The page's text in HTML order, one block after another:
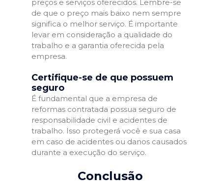
preços e serviços oferecidos. Lembre-se
de que o preço mais baixo nem sempre
significa o melhor serviço. É importante
levar em consideração a qualidade do
trabalho e a garantia oferecida pela
empresa.
Certifique-se de que possuem
seguro
É fundamental que a empresa de
reformas contratada possua seguro de
responsabilidade civil e acidentes de
trabalho. Isso protegerá você e sua casa
em caso de acidentes ou danos causados
durante a execução do serviço.
Conclusão